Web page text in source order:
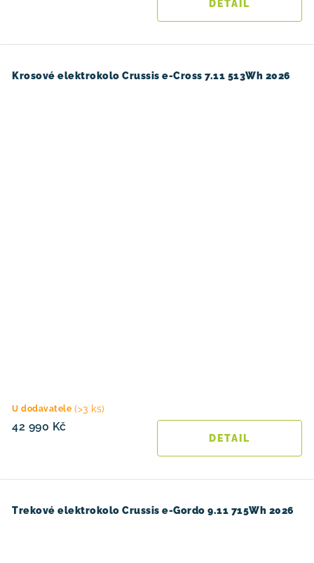
Krosové elektrokolo Crussis e-Cross 7.11 513Wh 2026
U dodavatele (>3 ks)
42 990 Kč
Trekové elektrokolo Crussis e-Gordo 9.11 715Wh 2026